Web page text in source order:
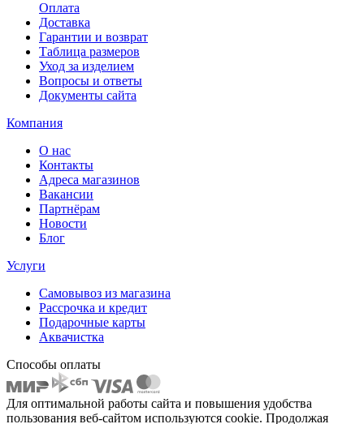
Оплата
Доставка
Гарантии и возврат
Таблица размеров
Уход за изделием
Вопросы и ответы
Документы сайта
Компания
О нас
Контакты
Адреса магазинов
Вакансии
Партнёрам
Новости
Блог
Услуги
Самовывоз из магазина
Рассрочка и кредит
Подарочные карты
Аквачистка
Способы оплаты
Для оптимальной работы сайта и повышения удобства
пользования веб-сайтом используются cookie. Продолжая